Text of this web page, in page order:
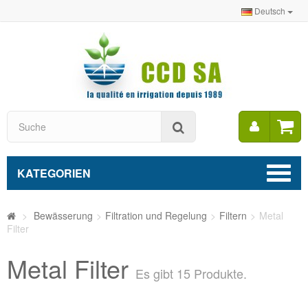
Deutsch
Mein
Konto
KATEGORIEN
> Bewässerung > Filtration und Regelung > Filtern > Metal
Filter
Metal Filter Es gibt 15 Produkte.